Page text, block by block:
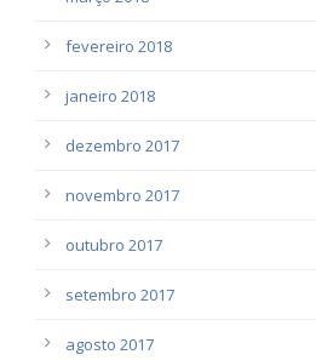
fevereiro 2018
janeiro 2018
dezembro 2017
novembro 2017
outubro 2017
setembro 2017
agosto 2017